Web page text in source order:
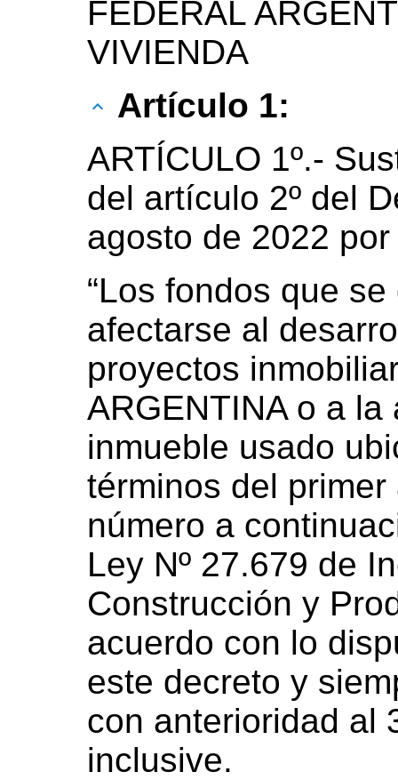
FEDERAL
VIVIENDA
Artículo 1:
ARTÍCULO 1º.-
del artículo 2º del
agosto de 2022
“Los fondos que
afectarse al
proyectos
ARGENTINA o a
inmueble usado
términos del
número a
Ley Nº 27.679 de
Construcción y
acuerdo con lo
este decreto y
con anterioridad al
inclusive.